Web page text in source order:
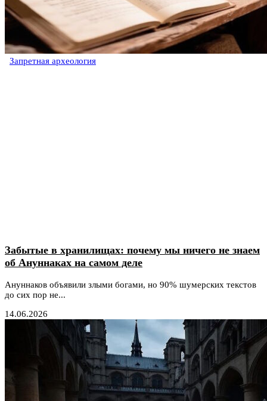
Запретная археология
Забытые в хранилищах: почему мы ничего не знаем
об Ануннаках на самом деле
Ануннаков объявили злыми богами, но 90% шумерских текстов
до сих пор не...
14.06.2026